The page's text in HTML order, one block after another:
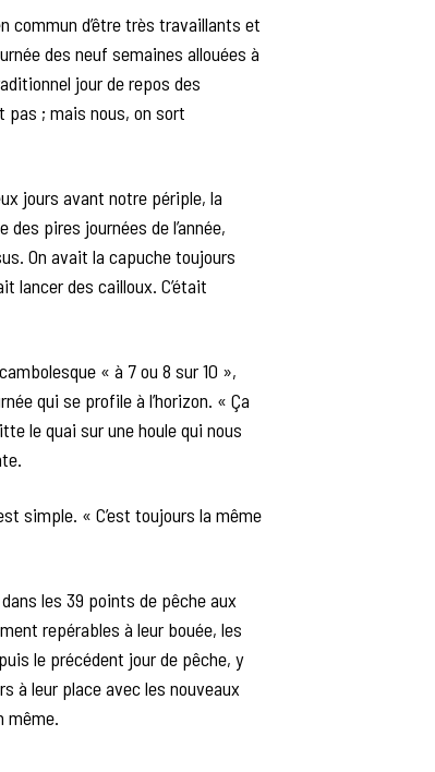
commun d’être très travaillants et
des neuf semaines allouées à
jour de repos des
pas ; mais nous, on sort
jours avant notre périple, la
pires journées de l’année,
On avait la capuche toujours
lancer des cailloux. C’était
« à 7 ou 8 sur 10 »,
qui se profile à l’horizon. « Ça
le quai sur une houle qui nous
simple. « C’est toujours la même
les 39 points de pêche aux
repérables à leur bouée, les
le précédent jour de pêche, y
à leur place avec les nouveaux
même.